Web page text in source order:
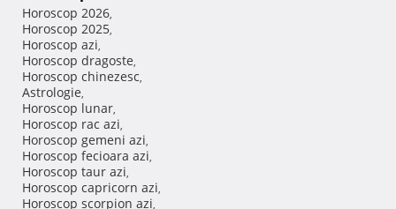
Horoscop 2026,
Horoscop 2025,
Horoscop azi,
Horoscop dragoste,
Horoscop chinezesc,
Astrologie,
Horoscop lunar,
Horoscop rac azi,
Horoscop gemeni azi,
Horoscop fecioara azi,
Horoscop taur azi,
Horoscop capricorn azi,
Horoscop scorpion azi,